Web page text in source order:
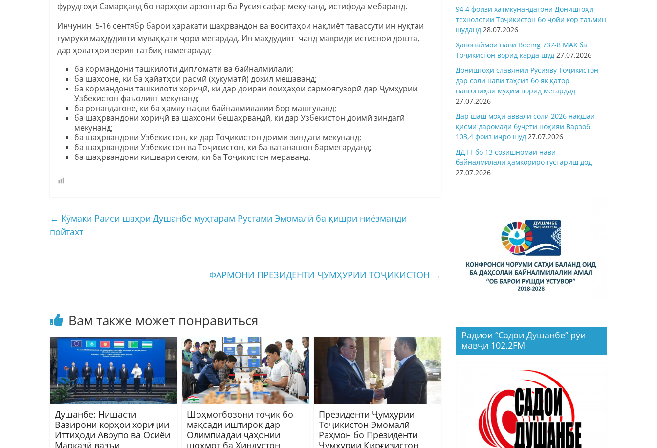
фурудгоҳи Самарқанд бо нархҳои арзонтар ба Русия сафар мекунанд, истифода мебаранд.
Инчунин 5-16 сентябр барои ҳаракати шаҳрвандон ва воситаҳои нақлиёт тавассути ин нуқтаи
гумрукӣ маҳдудияти муваққатӣ ҷорӣ мегардад. Ин маҳдудият чанд мавриди истисноӣ дошта,
дар ҳолатҳои зерин татбиқ намегардад:
ба кормандони ташкилоти дипломатӣ ва байналмилалӣ;
ба шахсоне, ки ба ҳайатҳои расмӣ (ҳукуматӣ) дохил мешаванд;
ба кормандони ташкилоти хориҷӣ, ки дар доираи лоиҳаҳои сармоягузорӣ дар Ҷумҳурии
Узбекистон фаъолият мекунанд;
ба ронандагоне, ки ба ҳамлу нақли байналмилалии бор машғуланд;
ба шаҳрвандони хориҷӣ ва шахсони бешаҳрвандӣ, ки дар Узбекистон доимӣ зиндагӣ
мекунанд;
ба шаҳрвандони Узбекистон, ки дар Тоҷикистон доимӣ зиндагӣ мекунанд;
ба шаҳрвандони Узбекистон ва Тоҷикистон, ки ба ватанашон бармегарданд;
ба шаҳрвандони кишвари сеюм, ки ба Тоҷикистон мераванд.
← Кӯмаки Раиси шаҳри Душанбе муҳтарам Рустами Эмомалӣ ба қишри ниёзманди
пойтахт
ФАРМОНИ ПРЕЗИДЕНТИ ҶУМҲУРИИ ТОҶИКИСТОН →
Вам также может понравиться
Душанбе: Нишасти
Вазирони корҳои хориҷии
Иттиҳоди Аврупо ва Осиёи
Марказӣ вазъи
Шоҳмотбозони тоҷик бо
мақсади иштирок дар
Олимпиадаи ҷаҳонии
шоҳмот ба Ҳиндустон
Президенти Ҷумҳурии
Тоҷикистон Эмомалӣ
Раҳмон бо Президенти
Ҷумҳурии Қирғизистон
94,4 фоизи хатмкунандагони Донишгоҳи
технологии Тоҷикистон бо ҷойи кор таъмин
шуданд 28.07.2026
Ҳавопаймои нави Boeing 737-8 MAX ба
Тоҷикистон ворид карда шуд 27.07.2026
Донишгоҳи славянии Русияву Тоҷикистон
дар соли нави таҳсил бо як қатор
навгониҳои муҳим ворид мегардад
27.07.2026
Дар шаш моҳи аввали соли 2026 нақшаи
қисми даромади буҷети ноҳияи Варзоб
103,4 фоиз иҷро шуд 27.07.2026
ДДТТ бо 13 созишномаи нави
байналмилалӣ ҳамкориро густариш дод
27.07.2026
Радиои “Садои Душанбе” рӯи
мавҷи 102.2FM